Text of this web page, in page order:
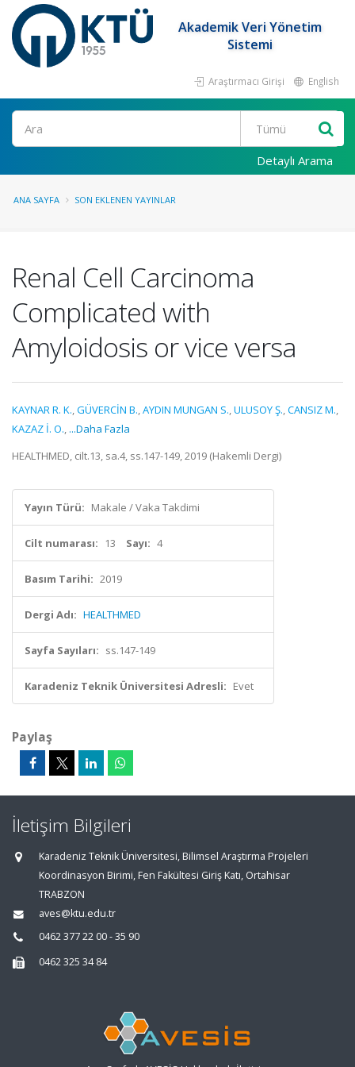
Akademik Veri Yönetim
Sistemi
Araştırmacı Girişi English
Ara
Detaylı Arama
ANA SAYFA SON EKLENEN YAYINLAR
Renal Cell Carcinoma
Complicated with
Amyloidosis or vice versa
KAYNAR R. K.,GÜVERCİN B.,AYDIN MUNGAN S.,ULUSOY Ş.,CANSIZ M.,
KAZAZ İ. O., ...Daha Fazla
HEALTHMED, cilt.13, sa.4, ss.147-149, 2019 (Hakemli Dergi)
Yayın Türü: Makale / Vaka Takdimi
Cilt numarası: 13 Sayı: 4
Basım Tarihi: 2019
Dergi Adı: HEALTHMED
Sayfa Sayıları: ss.147-149
Karadeniz Teknik Üniversitesi Adresli: Evet
Paylaş
İletişim Bilgileri
Karadeniz Teknik Üniversitesi, Bilimsel Araştırma Projeleri
Koordinasyon Birimi, Fen Fakültesi Giriş Katı, Ortahisar
TRABZON
aves@ktu.edu.tr
0462 377 22 00 - 35 90
0462 325 34 84